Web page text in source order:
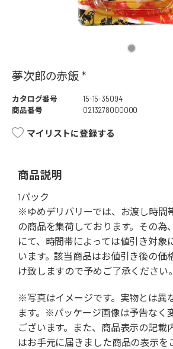
夢次郎の赤飯 *
カタログ番号
15-15-35094
商品番号
0213278000000
マイリストに登録する
商品説明
1パック
※ゆめデリバリーでは、お渡し時間
の商品を集荷しております。その為
にて、時間帯によっては値引き対象
います。該当商品はお値引き後の価
け致しますので予めご了承ください。
※写真はイメージです。実物とは異
ます。※パッケージ画像は予告なく
ございます。また、商品表示の記載
はお手元に届きました商品の表示を